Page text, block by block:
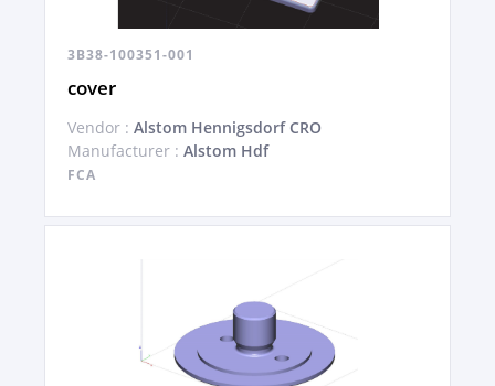
3B38-100351-001
cover
Vendor : Alstom Hennigsdorf CRO
Manufacturer : Alstom Hdf
FCA